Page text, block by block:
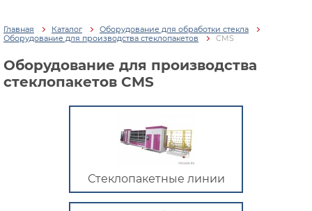
Главная Каталог
Оборудование для обработки стекла
Оборудование для производства стеклопакетов
CMS
Оборудование для производства
стеклопакетов CMS
Стеклопакетные линии